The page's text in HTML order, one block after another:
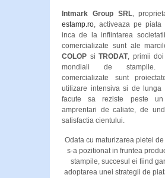
Intmark Group SRL,
estamp.ro, activeaza pe
inca de la infiintarea
comercializate sunt ale
COLOP siTRODAT, primii doi
mondiali de stampile.
comercializate sunt
utilizare intensiva si de lunga
facute sa reziste peste
amprentari de caliate, de
satisfactia cientului.
Odata cu maturizarea pietei
s-a pozitionat in fruntea
stampile, succesul ei fiind
adoptarea unei strategii de